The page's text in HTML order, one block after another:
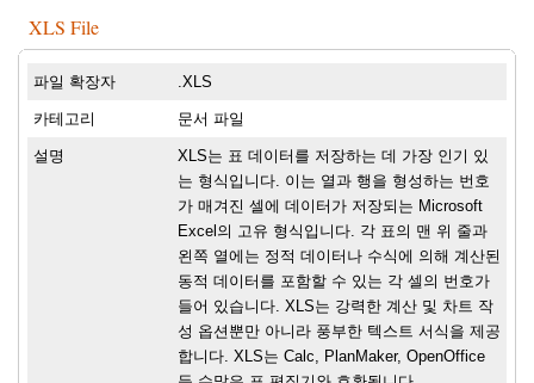
XLS File
파일 확장자 .XLS
카테고리 문서 파일
설명
XLS는 표 데이터를 저장하는 데 가장 인기 있
는 형식입니다. 이는 열과 행을 형성하는 번호
가 매겨진 셀에 데이터가 저장되는 Microsoft
Excel의 고유 형식입니다. 각 표의 맨 위 줄과
왼쪽 열에는 정적 데이터나 수식에 의해 계산된
동적 데이터를 포함할 수 있는 각 셀의 번호가
들어 있습니다. XLS는 강력한 계산 및 차트 작
성 옵션뿐만 아니라 풍부한 텍스트 서식을 제공
합니다. XLS는 Calc, PlanMaker, OpenOffice